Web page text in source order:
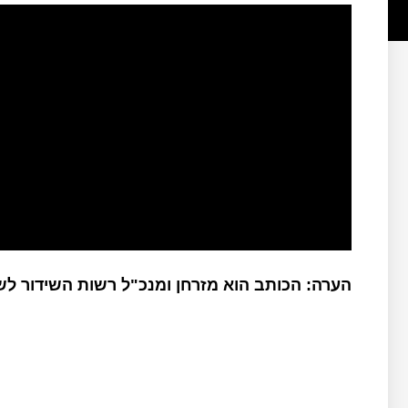
הערה: הכותב הוא מזרחן ומנכ"ל רשות השידור